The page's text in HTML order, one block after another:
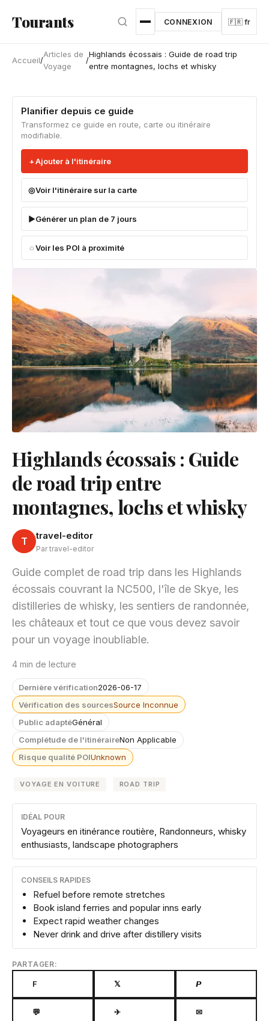
Tourants CONNEXION 🇫🇷 fr
Accueil/
Articles de
Voyage
/
Highlands écossais : Guide de road trip
entre montagnes, lochs et whisky
Planifier depuis ce guide
Transformez ce guide en route, carte ou itinéraire
modifiable.
Ajouter à l'itinéraire
Voir l'itinéraire sur la carte
Générer un plan de 7 jours
Voir les POI à proximité
Highlands écossais : Guide
de road trip entre
montagnes, lochs et whisky
T travel-editor
Par travel-editor
Guide complet de road trip dans les Highlands
écossais couvrant la NC500, l'île de Skye, les
distilleries de whisky, les sentiers de randonnée,
les châteaux et tout ce que vous devez savoir
pour un voyage inoubliable.
4 min de lecture
Dernière vérification2026-06-17
Vérification des sourcesSource Inconnue
Public adaptéGénéral
Complétude de l'itinéraireNon Applicable
Risque qualité POIUnknown
VOYAGE EN VOITURE ROAD TRIP
IDÉAL POUR
Voyageurs en itinérance routière, Randonneurs, whisky
enthusiasts, landscape photographers
CONSEILS RAPIDES
Refuel before remote stretches
Book island ferries and popular inns early
Expect rapid weather changes
Never drink and drive after distillery visits
PARTAGER:
F 𝕏 𝙋
💬 ✈ ✉